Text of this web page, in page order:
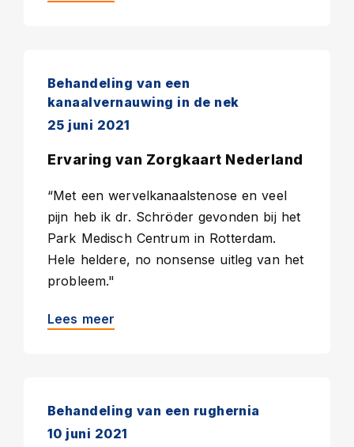
Behandeling van een
kanaalvernauwing in de nek
25 juni 2021
Ervaring van Zorgkaart Nederland
“Met een wervelkanaalstenose en veel
pijn heb ik dr. Schröder gevonden bij het
Park Medisch Centrum in Rotterdam.
Hele heldere, no nonsense uitleg van het
probleem."
Lees meer
Behandeling van een rughernia
10 juni 2021